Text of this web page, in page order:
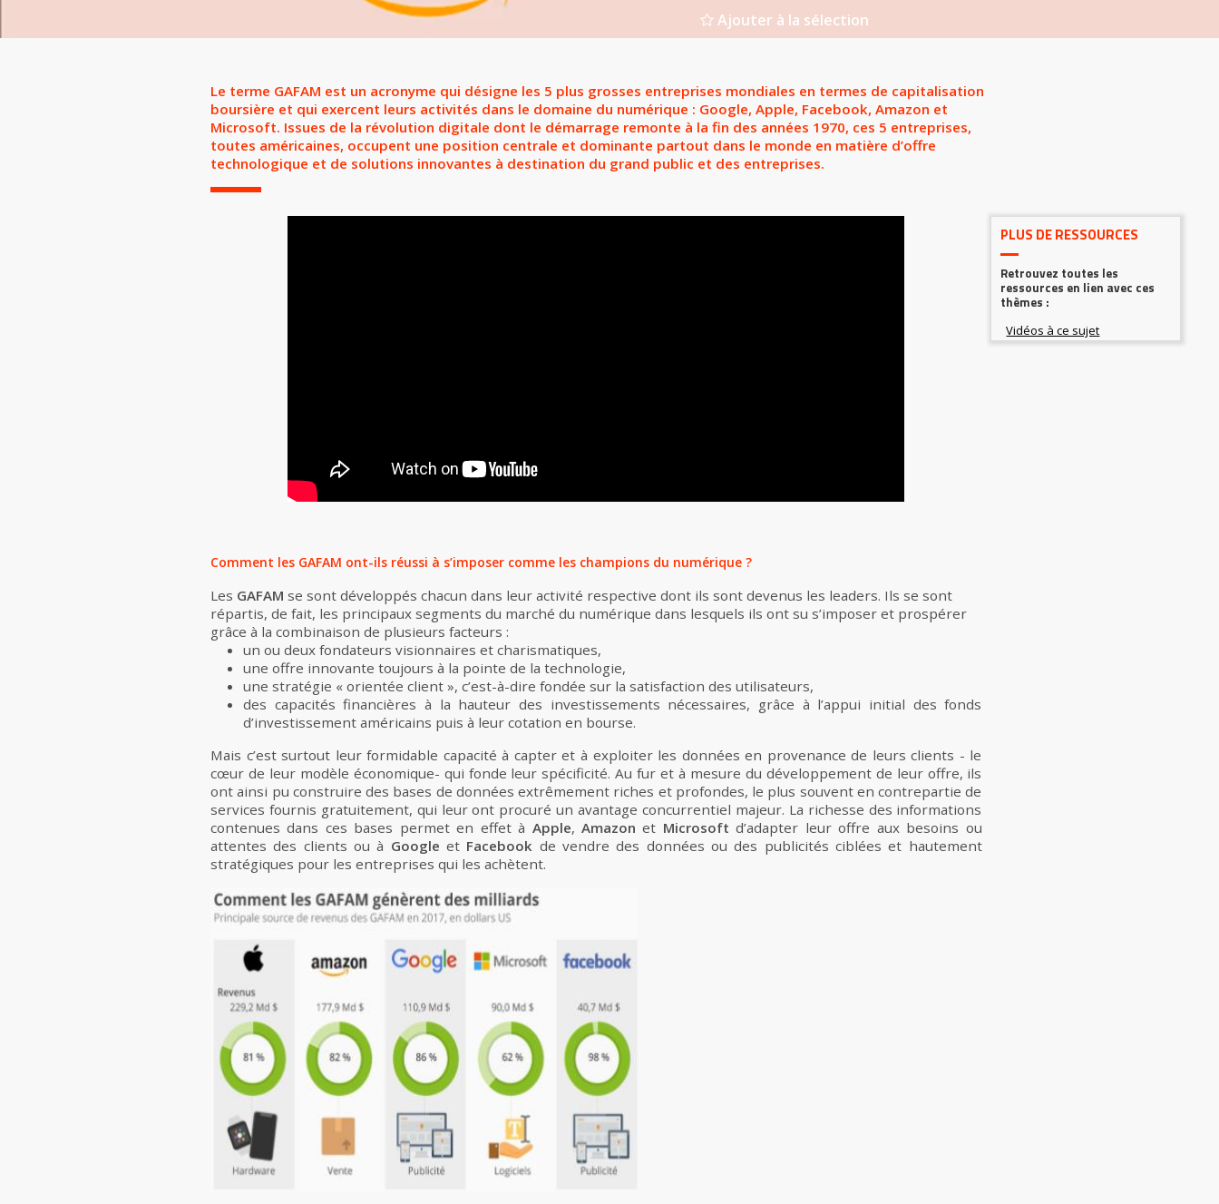
Ajouter à la sélection
Le terme GAFAM est un acronyme qui désigne les 5 plus grosses entreprises mondiales en termes de capitalisation
boursière et qui exercent leurs activités dans le domaine du numérique : Google, Apple, Facebook, Amazon et
Microsoft. Issues de la révolution digitale dont le démarrage remonte à la fin des années 1970, ces 5 entreprises,
toutes américaines, occupent une position centrale et dominante partout dans le monde en matière d’offre
technologique et de solutions innovantes à destination du grand public et des entreprises.
Comment les GAFAM ont-ils réussi à s’imposer comme les champions du numérique ?
Les GAFAM se sont développés chacun dans leur activité respective dont ils sont devenus les leaders. Ils se sont
répartis, de fait, les principaux segments du marché du numérique dans lesquels ils ont su s’imposer et prospérer
grâce à la combinaison de plusieurs facteurs :
un ou deux fondateurs visionnaires et charismatiques,
une offre innovante toujours à la pointe de la technologie,
une stratégie « orientée client », c’est-à-dire fondée sur la satisfaction des utilisateurs,
des capacités financières à la hauteur des investissements nécessaires, grâce à l’appui initial des fonds
d’investissement américains puis à leur cotation en bourse.
Mais c’est surtout leur formidable capacité à capter et à exploiter les données en provenance de leurs clients - le
cœur de leur modèle économique- qui fonde leur spécificité. Au fur et à mesure du développement de leur offre, ils
ont ainsi pu construire des bases de données extrêmement riches et profondes, le plus souvent en contrepartie de
services fournis gratuitement, qui leur ont procuré un avantage concurrentiel majeur. La richesse des informations
contenues dans ces bases permet en effet à Apple, Amazon et Microsoftd’adapter leur offre aux besoins ou
attentes des clients ou à Google et Facebook de vendre des données ou des publicités ciblées et hautement
stratégiques pour les entreprises qui les achètent.
PLUS DE RESSOURCES
Retrouvez toutes les
ressources en lien avec ces
thèmes :